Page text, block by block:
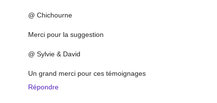
@ Chichourne
Merci pour la suggestion
@ Sylvie & David
Un grand merci pour ces témoignages
Répondre